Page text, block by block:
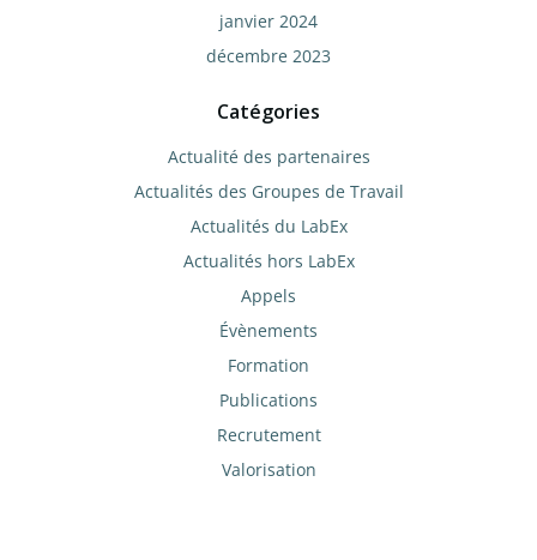
janvier 2024
décembre 2023
Catégories
Actualité des partenaires
Actualités des Groupes de Travail
Actualités du LabEx
Actualités hors LabEx
Appels
Évènements
Formation
Publications
Recrutement
Valorisation